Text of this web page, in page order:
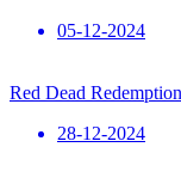
05-12-2024
Red Dead
28-12-2024